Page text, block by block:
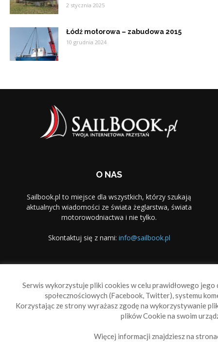
2 stycznia 2025
Łódź motorowa – zabudowa 2015
10 grudnia 2024
O NAS
Sailbook.pl to miejsce dla wszystkich, którzy szukają
aktualnych wiadomości ze świata żeglarstwa, świata
motorowodniactwa i nie tylko.
Skontaktuj się z nami: info@sailbook.pl
Reklama Polityka prywatności
Serwis wykorzystuje pliki cookies w celu prawidłowego
społecznościowych (Facebook, Twitter), systemu
Korzystając ze strony wyrażasz zgodę na wykorzystywanie
plików Cookie na swoim
Więcej informacji znajdziesz na